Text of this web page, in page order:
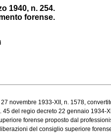
1940, n. 254.
forense.
novembre 1933-XII, n. 1578,
del regio decreto 22 gennaio 1934-
forense proposto dal
del consiglio superiore